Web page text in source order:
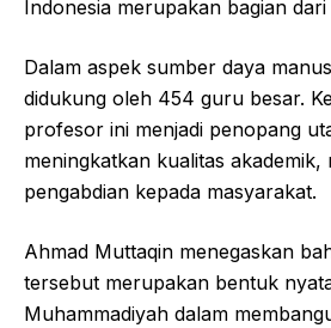
Indonesia merupakan bagian
Dalam aspek sumber daya
didukung oleh 454 guru besar.
profesor ini menjadi penopang
meningkatkan kualitas akademik,
pengabdian kepada masyarakat.
Ahmad Muttaqin menegaskan
tersebut merupakan bentuk
Muhammadiyah dalam